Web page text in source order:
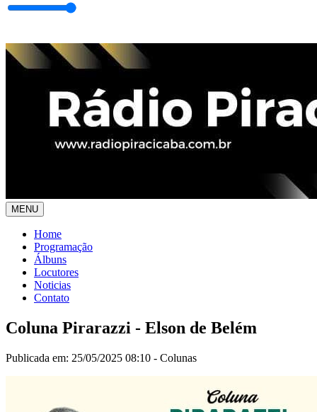
MENU
Home
Programação
Álbuns
Locutores
Noticias
Contato
Coluna Pirarazzi - Elson de Belém
Publicada em: 25/05/2025 08:10 - Colunas